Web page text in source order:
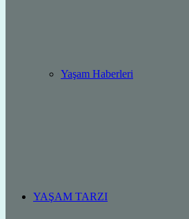
Yaşam Haberleri
YAŞAM TARZI